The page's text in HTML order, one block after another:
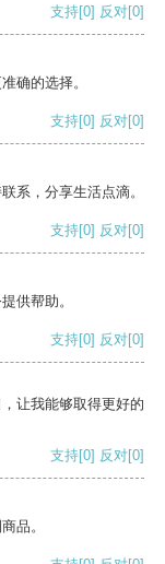
支持[0] 反对[0]
确的选择。
支持[0] 反对[0]
系，分享生活点滴。
支持[0] 反对[0]
供帮助。
支持[0] 反对[0]
让我能够取得更好的
支持[0] 反对[0]
品。